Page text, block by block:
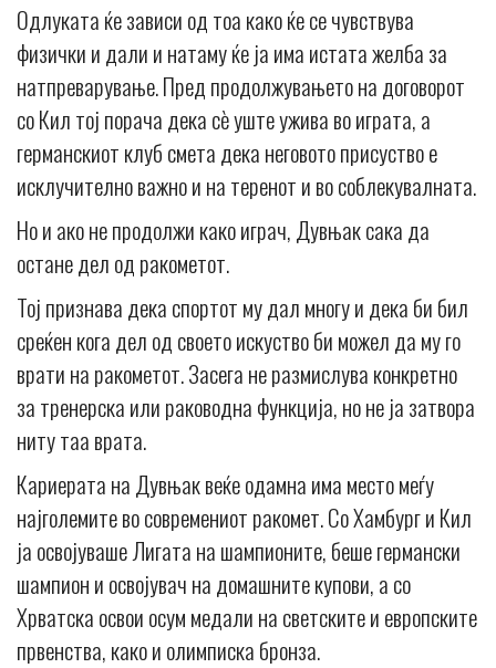
Одлуката ќе зависи од тоа како ќе се чувствува
физички и дали и натаму ќе ја има истата желба за
натпреварување. Пред продолжувањето на договорот
со Кил тој порача дека сè уште ужива во играта, а
германскиот клуб смета дека неговото присуство е
исклучително важно и на теренот и во соблекувалната.
Но и ако не продолжи како играч, Дувњак сака да
остане дел од ракометот.
Тој признава дека спортот му дал многу и дека би бил
среќен кога дел од своето искуство би можел да му го
врати на ракометот. Засега не размислува конкретно
за тренерска или раководна функција, но не ја затвора
ниту таа врата.
Кариерата на Дувњак веќе одамна има место меѓу
најголемите во современиот ракомет. Со Хамбург и Кил
ја освојуваше Лигата на шампионите, беше германски
шампион и освојувач на домашните купови, а со
Хрватска освои осум медали на светските и европските
првенства, како и олимписка бронза.